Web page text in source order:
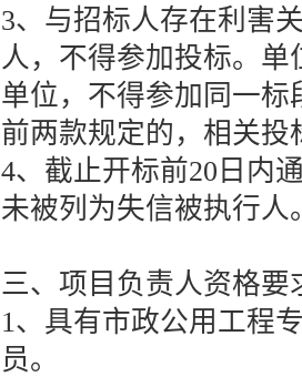
3、与招标人存在利害
人，不得参加投标。
单位，不得参加同一
前两款规定的，相关投
4、截止开标前20日内
未被列为失信被执行人
三、项目负责人资格要
1、具有市政公用工程
员。